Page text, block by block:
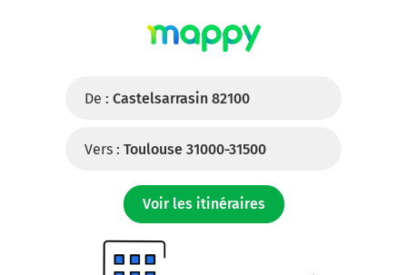
De : Castelsarrasin 82100
Vers : Toulouse 31000-31500
Voir les itinéraires